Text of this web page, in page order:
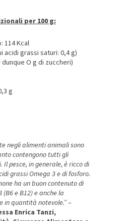
per 100 g:
114 Kcal
acidi grassi saturi: 0,4 g)
O g di zuccheri)
g
negli alimenti animali sono
contengono tutti gli
Il pesce, in generale, è ricco di
grassi Omega 3 e di fosforo.
ha un buon contenuto di
e B12) e anche la
in quantità notevole.”–
Enrica Tanzi,